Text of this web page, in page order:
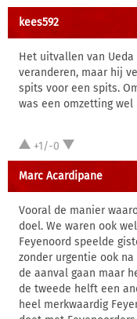
kees592
Het uitvallen van
veranderen, maar hij
spits voor een spits.
was een omzetting wel
+1/-0
Marc Acardipane
Vooral de manier
doel. We waren ook
Feyenoord speelde
zonder urgentie ook
de aanval gaan maar
de tweede helft een
heel merkwaardig